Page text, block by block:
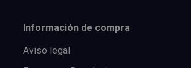
Información de compra
Aviso legal